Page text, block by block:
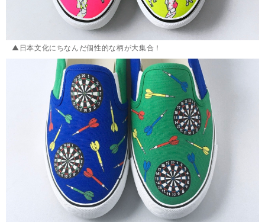
▲日本文化にちなんだ個性的な柄が大集合！